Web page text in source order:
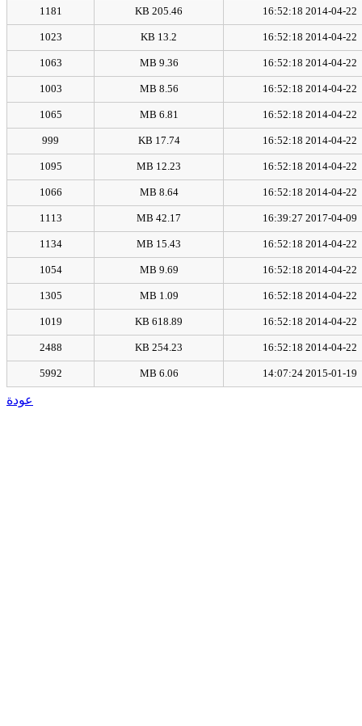
2014-04-22 16:52:18
205.46 KB
1181
2014-04-22 16:52:18
13.2 KB
1023
2014-04-22 16:52:18
9.36 MB
1063
2014-04-22 16:52:18
8.56 MB
1003
2014-04-22 16:52:18
6.81 MB
1065
2014-04-22 16:52:18
17.74 KB
999
2014-04-22 16:52:18
12.23 MB
1095
2014-04-22 16:52:18
8.64 MB
1066
2017-04-09 16:39:27
42.17 MB
1113
2014-04-22 16:52:18
15.43 MB
1134
2014-04-22 16:52:18
9.69 MB
1054
2014-04-22 16:52:18
1.09 MB
1305
2014-04-22 16:52:18
618.89 KB
1019
2014-04-22 16:52:18
254.23 KB
2488
2015-01-19 14:07:24
6.06 MB
5992
عودة